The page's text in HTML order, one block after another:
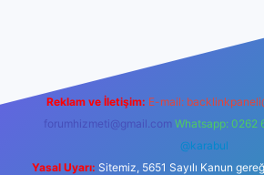
Reklam ve İletişim: E-mail:
forumhizmeti@gmail.com Whatsapp: 0262
@karabul
Yasal Uyarı: Sitemiz, 5651 Sayılı Kanun